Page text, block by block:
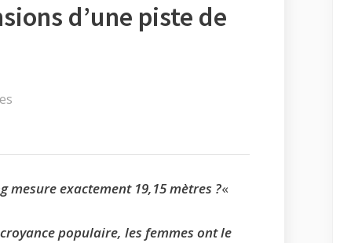
d’une piste de
sur
dimensions
piste
mesure exactement 19,15mètres ?«
populaire, les femmes ont le